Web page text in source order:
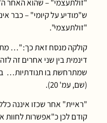
"זולתעצמי" – שהוא האחר
ש"מודיע על קיומי" – כבר
"זולתעצמי".
קולקה מנסח זאת כך: "…
דינמית בין שני אחרים זה
שמתרחשת בו תנודתיות…
(שם, עמ' 20).
"ראיית" אחר שכזו איננה
קודם לכן כ"אפשרות לחוות